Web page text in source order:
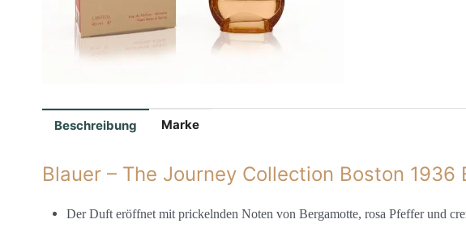
Beschreibung Marke
Blauer – The Journey Collection Boston
Der Duft eröffnet mit prickelnden Noten von Bergamotte, rosa Pfeffer und